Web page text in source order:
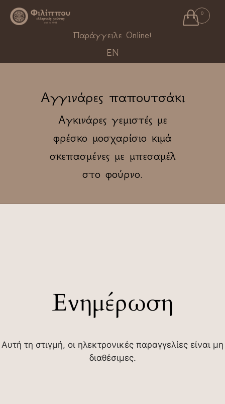
 0
Παράγγειλε Online!
EN
Αγγινάρες παπουτσάκι
Αγκινάρες γεμιστές με
φρέσκο μοσχαρίσιο κιμά
σκεπασμένες με μπεσαμέλ
στο φούρνο.
Ενημέρωση
Αυτή τη στιγμή, οι ηλεκτρονικές παραγγελίες είναι μη
διαθέσιμες.